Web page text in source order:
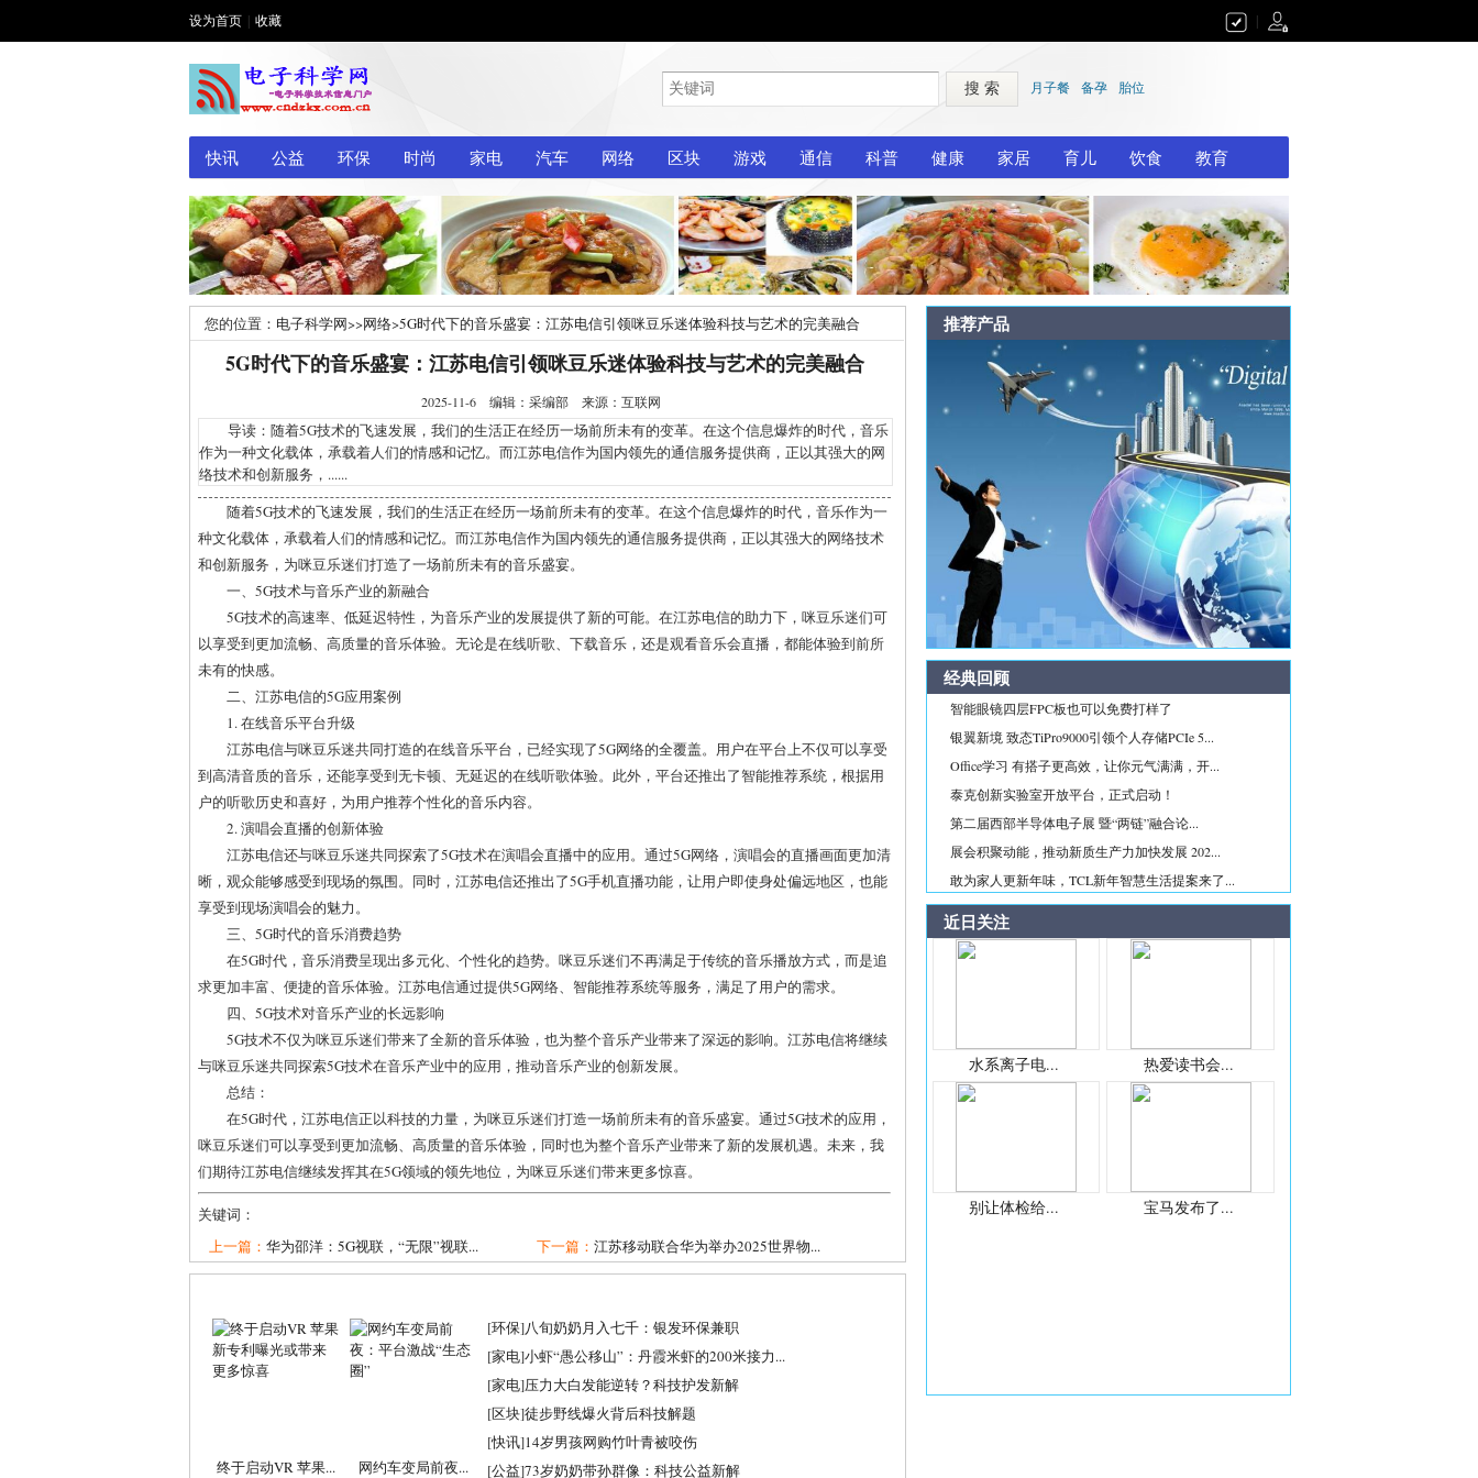
设为首页 收藏
搜 索 月子餐 备孕 胎位
快讯 公益 环保 时尚 家电 汽车 网络 区块 游戏 通信 科普 健康 家居 育儿 饮食 教育
您的位置： 电子科学网>>网络>5G时代下的音乐盛宴：江苏电信引领咪豆乐迷体验科技与艺术的完美融合
5G时代下的音乐盛宴：江苏电信引领咪豆乐迷体验科技与艺术的完美融合
2025-11-6 编辑：采编部 来源：互联网
导读：随着5G技术的飞速发展，我们的生活正在经历一场前所未有的变革。在这个信息爆炸的时代，音乐
作为一种文化载体，承载着人们的情感和记忆。而江苏电信作为国内领先的通信服务提供商，正以其强大的网
络技术和创新服务，......
随着5G技术的飞速发展，我们的生活正在经历一场前所未有的变革。在这个信息爆炸的时代，音乐作为一
种文化载体，承载着人们的情感和记忆。而江苏电信作为国内领先的通信服务提供商，正以其强大的网络技术
和创新服务，为咪豆乐迷们打造了一场前所未有的音乐盛宴。
一、5G技术与音乐产业的新融合
5G技术的高速率、低延迟特性，为音乐产业的发展提供了新的可能。在江苏电信的助力下，咪豆乐迷们可
以享受到更加流畅、高质量的音乐体验。无论是在线听歌、下载音乐，还是观看音乐会直播，都能体验到前所
未有的快感。
二、江苏电信的5G应用案例
1. 在线音乐平台升级
江苏电信与咪豆乐迷共同打造的在线音乐平台，已经实现了5G网络的全覆盖。用户在平台上不仅可以享受
到高清音质的音乐，还能享受到无卡顿、无延迟的在线听歌体验。此外，平台还推出了智能推荐系统，根据用
户的听歌历史和喜好，为用户推荐个性化的音乐内容。
2. 演唱会直播的创新体验
江苏电信还与咪豆乐迷共同探索了5G技术在演唱会直播中的应用。通过5G网络，演唱会的直播画面更加清
晰，观众能够感受到现场的氛围。同时，江苏电信还推出了5G手机直播功能，让用户即使身处偏远地区，也能
享受到现场演唱会的魅力。
三、5G时代的音乐消费趋势
在5G时代，音乐消费呈现出多元化、个性化的趋势。咪豆乐迷们不再满足于传统的音乐播放方式，而是追
求更加丰富、便捷的音乐体验。江苏电信通过提供5G网络、智能推荐系统等服务，满足了用户的需求。
四、5G技术对音乐产业的长远影响
5G技术不仅为咪豆乐迷们带来了全新的音乐体验，也为整个音乐产业带来了深远的影响。江苏电信将继续
与咪豆乐迷共同探索5G技术在音乐产业中的应用，推动音乐产业的创新发展。
总结：
在5G时代，江苏电信正以科技的力量，为咪豆乐迷们打造一场前所未有的音乐盛宴。通过5G技术的应用，
咪豆乐迷们可以享受到更加流畅、高质量的音乐体验，同时也为整个音乐产业带来了新的发展机遇。未来，我
们期待江苏电信继续发挥其在5G领域的领先地位，为咪豆乐迷们带来更多惊喜。
关键词：
上一篇： 华为邵洋：5G视联，“无限”视联... 下一篇： 江苏移动联合华为举办2025世界物...
终于启动VR 苹果... 网约车变局前夜...
[环保]八旬奶奶月入七千：银发环保兼职
[家电]小虾“愚公移山”：丹霞米虾的200米接力...
[家电]压力大白发能逆转？科技护发新解
[区块]徒步野线爆火背后科技解题
[快讯]14岁男孩网购竹叶青被咬伤
[公益]73岁奶奶带孙群像：科技公益新解
推荐产品
经典回顾
智能眼镜四层FPC板也可以免费打样了
银翼新境 致态TiPro9000引领个人存储PCIe 5...
Office学习 有搭子更高效，让你元气满满，开...
泰克创新实验室开放平台，正式启动！
第二届西部半导体电子展 暨“两链”融合论...
展会积聚动能，推动新质生产力加快发展 202...
敢为家人更新年味，TCL新年智慧生活提案来了...
近日关注
水系离子电... 热爱读书会...
别让体检给... 宝马发布了...